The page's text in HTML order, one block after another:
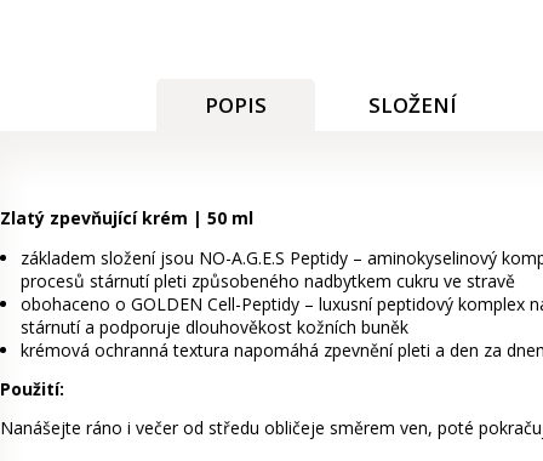
POPIS SLOŽENÍ
Zlatý zpevňující krém | 50 ml
základem složení jsou NO-A.G.E.S Peptidy – aminokyselinový
procesů stárnutí pleti způsobeného nadbytkem cukru ve stravě
obohaceno o GOLDEN Cell-Peptidy – luxusní peptidový
stárnutí a podporuje dlouhověkost kožních buněk
krémová ochranná textura napomáhá zpevnění pleti a den za
Použití:
Nanášejte ráno i večer od středu obličeje směrem ven, poté